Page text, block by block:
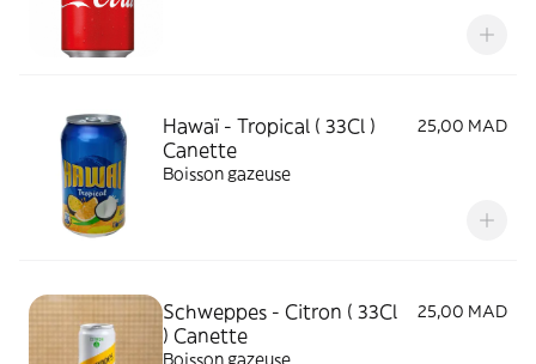
Hawaï - Tropical ( 33Cl )
Canette
25,00 MAD
Boisson gazeuse
Schweppes - Citron ( 33Cl
) Canette
25,00 MAD
Boisson gazeuse